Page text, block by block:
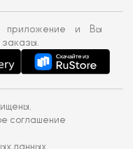
приложение и Вы
соглашение
данных